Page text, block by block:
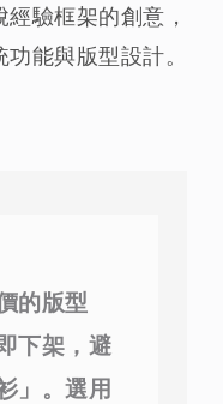
驗框架的創意，
能與版型設計。
的版型
下架，避
」。選用